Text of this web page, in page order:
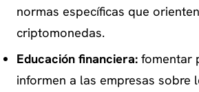
normas específicas que
criptomonedas.
Educación financiera:fomentar
informen a las empresas sobre